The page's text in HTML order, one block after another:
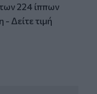
224 ίππων
Δείτε τιμή